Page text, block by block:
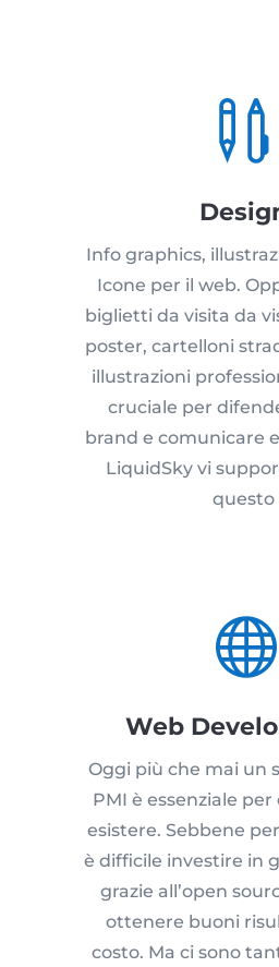

Info graphics,
Icone per il web.
biglietti da visita da
poster, cartelloni
illustrazioni
cruciale per
brand e comunicare
LiquidSky vi
questo

Web
Oggi più che mai un
PMI è essenziale
esistere. Sebbene
è difficile investire in
grazie all’open
ottenere buoni
costo. Ma ci sono